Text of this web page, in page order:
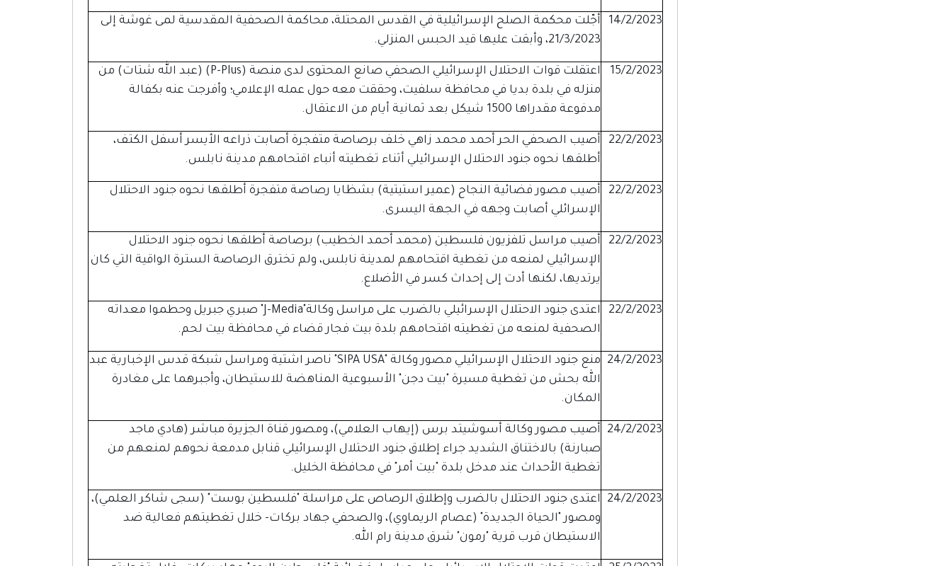
14/2/2023
أجّلت محكمة الصلح الإسرائيلية في القدس المحتلة، محاكمة الصحفية المقدسية لمى غوشة إلى
21/3/2023، وأبقت عليها قيد الحبس المنزلي.
15/2/2023
اعتقلت قوات الاحتلال الإسرائيلي الصحفي صانع المحتوى لدى منصة (P-Plus) (عبد الله شتات) من
منزله في بلدة بديا في محافظة سلفيت، وحققت معه حول عمله الإعلامي؛ وأفرجت عنه بكفالة
مدفوعة مقدراها 1500 شيكل بعد ثمانية أيام من الاعتقال.
22/2/2023
أصيب الصحفي الحر أحمد محمد زاهي خلف برصاصة متفجرة أصابت ذراعه الأيسر أسفل الكتف،
أطلقها نحوه جنود الاحتلال الإسرائيلي أثناء تغطيته أنباء اقتحامهم مدينة نابلس.
22/2/2023
أصيب مصور فضائية النجاح (عمير استيتية) بشظايا رصاصة متفجرة أطلقها نحوه جنود الاحتلال
الإسرائلي أصابت وجهه في الجهة اليسرى.
22/2/2023
أصيب مراسل تلفزيون فلسطين (محمد أحمد الخطيب) برصاصة أطلقها نحوه جنود الاحتلال
الإسرائيلي لمنعه من تغطية اقتحامهم لمدينة نابلس، ولم تخترق الرصاصة السترة الواقية التي كان
يرتديها، لكنها أدت إلى إحداث كسر في الأضلاع.
22/2/2023
اعتدى جنود الاحتلال الإسرائيلي بالضرب على مراسل وكالة"J-Media" صبري جبريل وحطموا معداته
الصحفية لمنعه من تغطيته اقتحامهم بلدة بيت فجار قضاء في محافظة بيت لحم.
24/2/2023
منع جنود الاحتلال الإسرائيلي مصور وكالة "SIPA USA" ناصر اشتية ومراسل شبكة قدس الإخبارية عبد
الله بحش من تغطية مسيرة "بيت دجن" الأسبوعية المناهضة للاستيطان، وأجبرهما على مغادرة
المكان.
24/2/2023
أصيب مصور وكالة أسوشيتد برس (إيهاب العلامي)، ومصور قناة الجزيرة مباشر (هادي ماجد
صبارنة) بالاختناق الشديد جراء إطلاق جنود الاحتلال الإسرائيلي قنابل مدمعة نحوهم لمنعهم من
تغطية الأحداث عند مدخل بلدة "بيت أمر" في محافظة الخليل.
24/2/2023
اعتدى جنود الاحتلال بالضرب وإطلاق الرصاص على مراسلة "فلسطين بوست" (سجى شاكر العلمي)،
ومصور "الحياة الجديدة" (عصام الريماوي)، والصحفي جهاد بركات- خلال تغطيتهم فعالية ضد
الاستيطان قرب قرية "رمون" شرق مدينة رام الله.